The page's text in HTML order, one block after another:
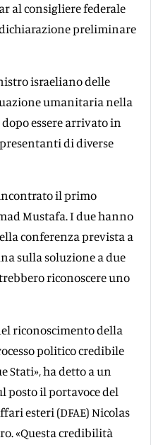
al consigliere federale
preliminare
israeliano delle
umanitaria nella
dopo essere arrivato in
di diverse
il primo
Mustafa. I due hanno
conferenza prevista a
sulla soluzione a due
riconoscere uno
riconoscimento della
politico credibile
Stati», ha detto a un
posto il portavoce del
esteri (DFAE) Nicolas
«Questa credibilità